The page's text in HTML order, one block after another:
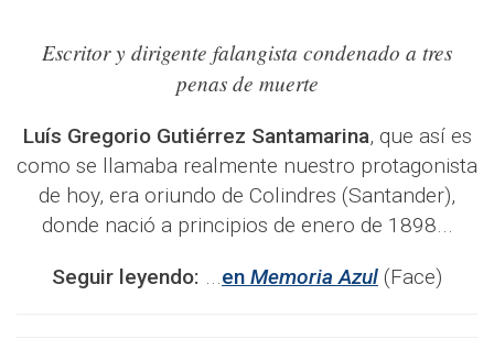
Escritor y dirigente falangista condenado a tres
penas de muerte
Luís Gregorio Gutiérrez Santamarina, que así es
como se llamaba realmente nuestro protagonista
de hoy, era oriundo de Colindres (Santander),
donde nació a principios de enero de 1898...
Seguir leyendo: ...en Memoria Azul (Face)